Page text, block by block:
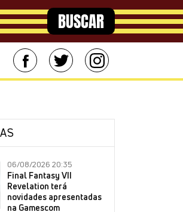
BUSCAR
06/08/2026 20:35
Final Fantasy VII
Revelation terá
novidades apresentadas
na Gamescom